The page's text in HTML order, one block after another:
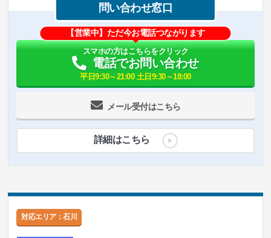
問い合わせ窓口
メール受付はこちら
【営業中】ただ今お電話つながります
スマホの方はこちらをクリック
電話でお問い合わせ
平日9:30～21:00 土日9:30～18:00
詳細はこちら
対応エリア：石川